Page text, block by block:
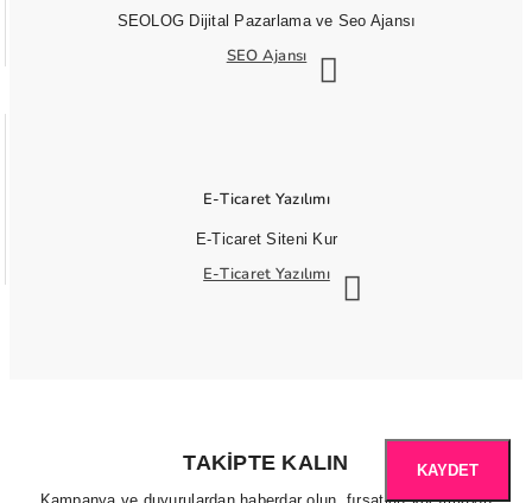
SEOLOG Dijital Pazarlama ve Seo Ajansı
SEO Ajansı
E-Ticaret Yazılımı
E-Ticaret Siteni Kur
E-Ticaret Yazılımı
TAKIPTE KALIN KAYDET